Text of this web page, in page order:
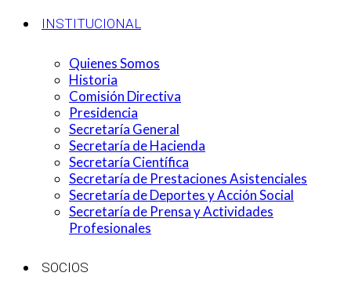
INSTITUCIONAL
Quienes Somos
Historia
Comisión Directiva
Presidencia
Secretaría General
Secretaría de Hacienda
Secretaría Científica
Secretaría de Prestaciones Asistenciales
Secretaría de Deportes y Acción Social
Secretaría de Prensa y Actividades
Profesionales
SOCIOS